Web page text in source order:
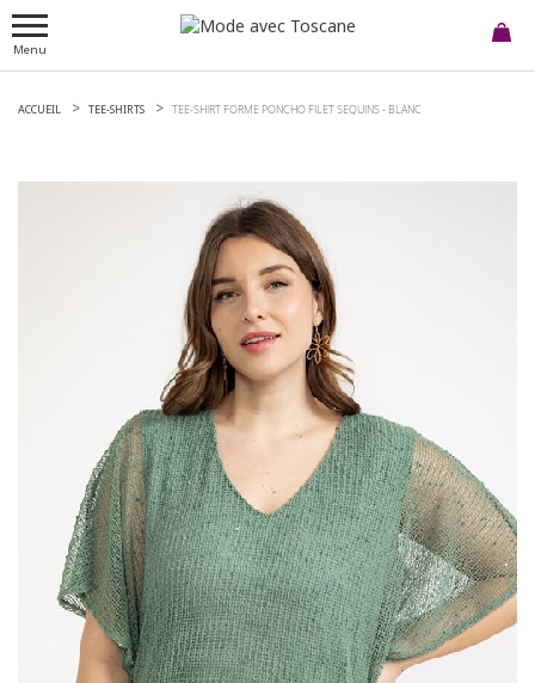
Menu
ACCUEIL TEE-SHIRTS TEE-SHIRT FORME PONCHO FILET SEQUINS - BLANC